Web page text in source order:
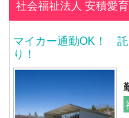
社会福祉法人 安積愛
マイカー通勤OK！
り！